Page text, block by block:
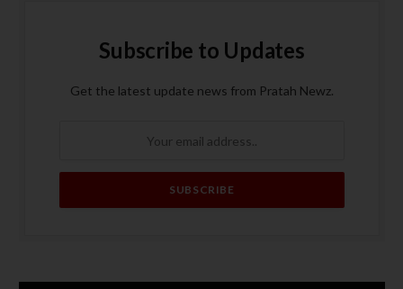
Subscribe to Updates
Get the latest update news from Pratah Newz.